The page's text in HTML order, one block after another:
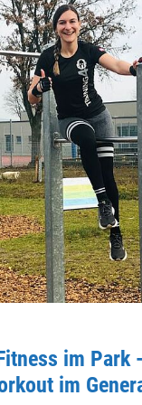
im Park
im